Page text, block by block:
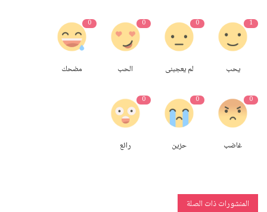
1
يحب
0
لم يعجبنى
0
الحب
0
مضحك
0
غاضب
0
حزين
0
رائع
المنشورات ذات الصلة